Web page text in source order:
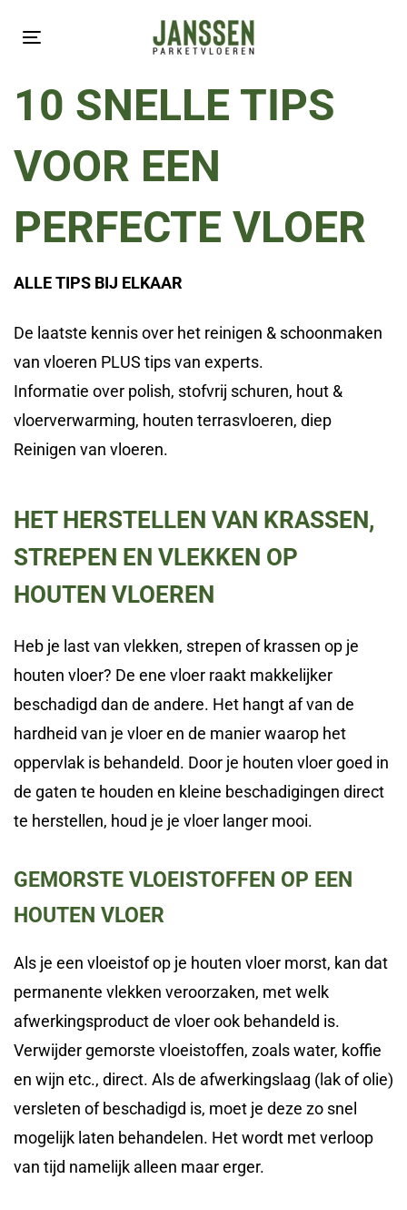
links
navigation
Toggle
10 SNELLE TIPS
VOOR EEN
PERFECTE VLOER
ALLE TIPS BIJ ELKAAR
De laatste kennis over het reinigen & schoonmaken
van vloeren PLUS tips van experts.
Informatie over polish, stofvrij schuren, hout &
vloerverwarming, houten terrasvloeren, diep
Reinigen van vloeren.
HET HERSTELLEN VAN KRASSEN,
STREPEN EN VLEKKEN OP
HOUTEN VLOEREN
Heb je last van vlekken, strepen of krassen op je
houten vloer? De ene vloer raakt makkelijker
beschadigd dan de andere. Het hangt af van de
hardheid van je vloer en de manier waarop het
oppervlak is behandeld. Door je houten vloer goed in
de gaten te houden en kleine beschadigingen direct
te herstellen, houd je je vloer langer mooi.
GEMORSTE VLOEISTOFFEN OP EEN
HOUTEN VLOER
Als je een vloeistof op je houten vloer morst, kan dat
permanente vlekken veroorzaken, met welk
afwerkingsproduct de vloer ook behandeld is.
Verwijder gemorste vloeistoffen, zoals water, koffie
en wijn etc., direct. Als de afwerkingslaag (lak of olie)
versleten of beschadigd is, moet je deze zo snel
mogelijk laten behandelen. Het wordt met verloop
van tijd namelijk alleen maar erger.